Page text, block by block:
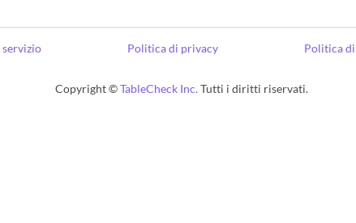
Politica di privacy Politica
Copyright ©TableCheck Inc.Tutti i diritti riservati.